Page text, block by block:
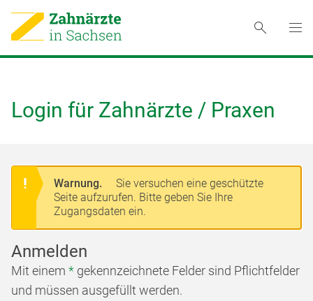
Login für Zahnärzte / Praxen
Warnung.
Sie versuchen eine geschützte
Seite aufzurufen. Bitte geben Sie Ihre
Zugangsdaten ein.
Anmelden
Mit einem * gekennzeichnete Felder sind Pflichtfelder
und müssen ausgefüllt werden.